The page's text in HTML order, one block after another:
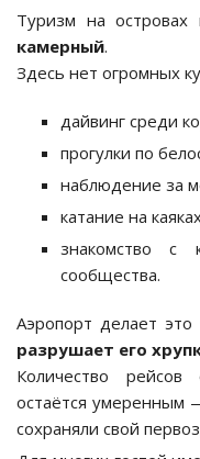
Туризм на
камерный.
Здесь нет огромных
дайвинг среди
прогулки по
наблюдение за
катание на
знакомство с
сообщества.
Аэропорт делает
разрушает его
Количество
остаётся умеренным
сохраняли свой